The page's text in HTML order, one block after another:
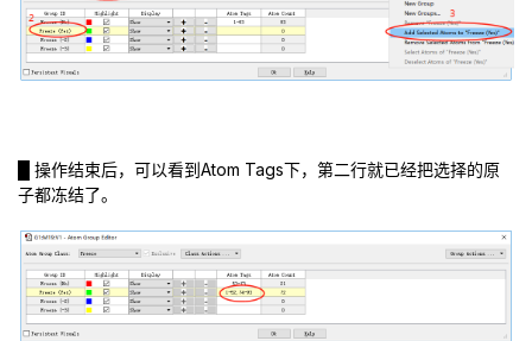
█ 操作结束后，可以看到Atom Tags下，第二行就已经把选择的原
子都冻结了。